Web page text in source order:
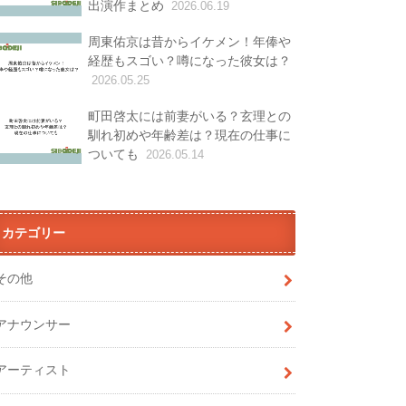
出演作まとめ 2026.06.19
周東佑京は昔からイケメン！年俸や
経歴もスゴい？噂になった彼女は？
2026.05.25
町田啓太には前妻がいる？玄理との
馴れ初めや年齢差は？現在の仕事に
ついても
2026.05.14
カテゴリー
の他
ナウンサー
ーティスト